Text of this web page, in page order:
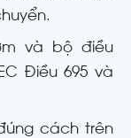
và bộ điều
Điều 695 và
cách trên